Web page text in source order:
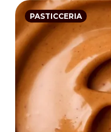
PASTICCERIA